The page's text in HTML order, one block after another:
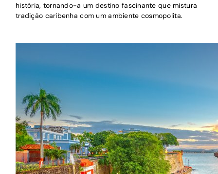
história, tornando-a um destino fascinante que mistura
tradição caribenha com um ambiente cosmopolita.